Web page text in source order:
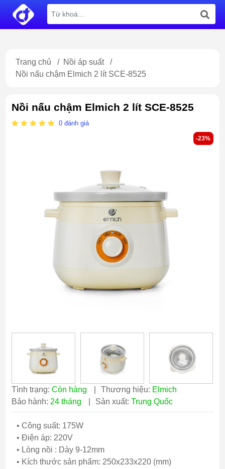
Trang chủ / Nồi áp suất
/
Nồi nấu chậm Elmich 2 lít SCE-8525
Nồi nấu chậm Elmich 2 lít SCE-8525
0đánh giá
-23%
Tình trạng:Còn hàng Thương hiệu: Elmich
Bảo hành: 24 tháng Sản xuất:Trung Quốc
• Công suất: 175W
• Điện áp: 220V
• Lòng nồi : Dày 9-12mm
• Kích thước sản phẩm: 250x233x220 (mm)